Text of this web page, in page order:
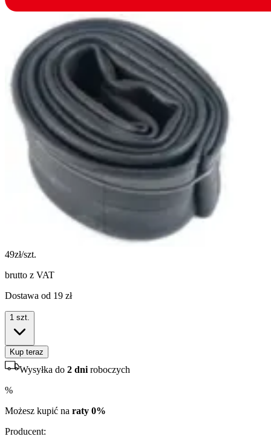
49zł/szt.
brutto z VAT
Dostawa od 19 zł
1 szt.
Kup teraz
Wysyłka do 2 dni roboczych
%
Możesz kupić na raty 0%
Producent: